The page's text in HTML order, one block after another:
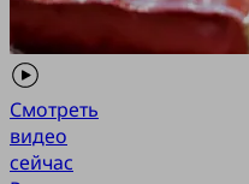
Смотреть
видео
сейчас